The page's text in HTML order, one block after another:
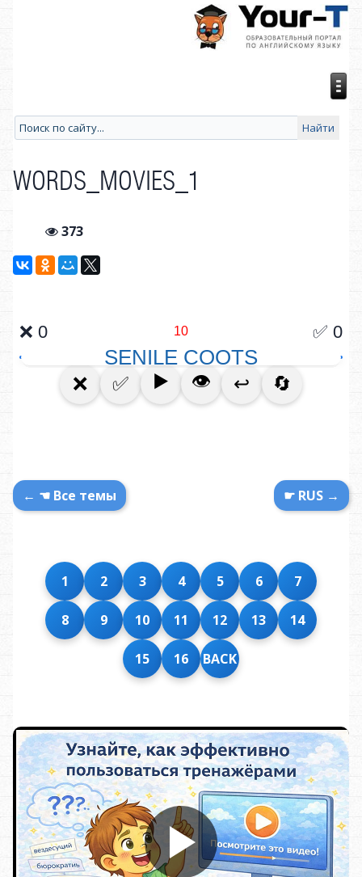
WORDS_MOVIES_1
373
← ☚ Все темы ☛ RUS →
1 2 3 4 5 6 7
8 9 10 11 12 13 14
15 16 BACK